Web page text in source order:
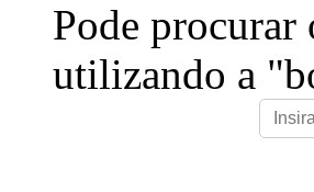
Pode procurar
utilizando a